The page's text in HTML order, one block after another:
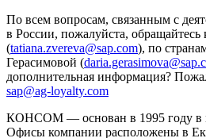
По всем вопросам, связанным с
в России, пожалуйста, обращайтесь
(tatiana.zvereva@sap.com), по
Герасимовой (
дополнительная информация?
sap@ag-loyalty.com
КОНСОМ — основан в 1995 году в
Офисы компании расположены в